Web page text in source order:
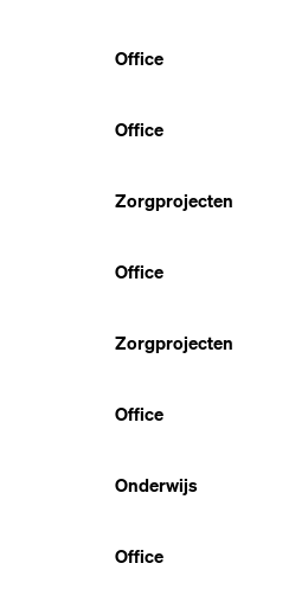
Office
Office
Zorgprojecten
Office
Zorgprojecten
Office
Onderwijs
Office